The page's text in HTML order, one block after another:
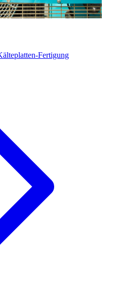
Fertigung